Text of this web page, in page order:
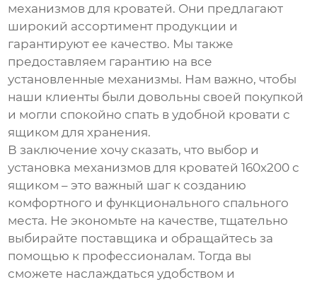
механизмов для кроватей. Они предлагают
широкий ассортимент продукции и
гарантируют ее качество. Мы также
предоставляем гарантию на все
установленные механизмы. Нам важно, чтобы
наши клиенты были довольны своей покупкой
и могли спокойно спать в удобной кровати с
ящиком для хранения.
В заключение хочу сказать, что выбор и
установка механизмов для кроватей 160х200 с
ящиком – это важный шаг к созданию
комфортного и функционального спального
места. Не экономьте на качестве, тщательно
выбирайте поставщика и обращайтесь за
помощью к профессионалам. Тогда вы
сможете наслаждаться удобством и